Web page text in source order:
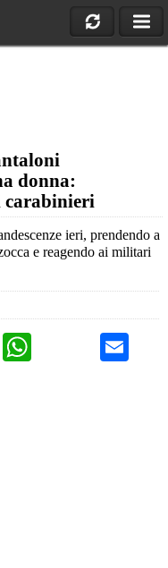
donna:
carabinieri
ieri, prendendo a
e reagendo ai militari